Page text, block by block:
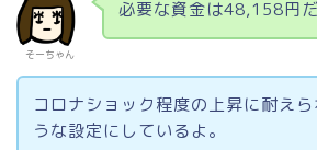
そーちゃん
必要な資金は48,158円だ
コロナショック程度の上昇に耐えら
うな設定にしているよ。